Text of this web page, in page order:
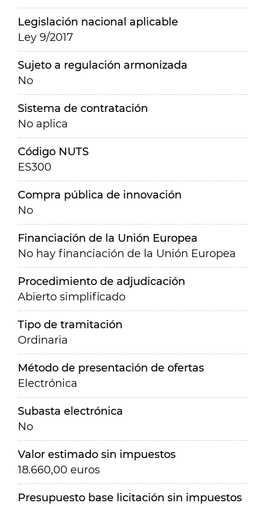
Legislación nacional aplicable
Ley 9/2017
Sujeto a regulación armonizada
No
Sistema de contratación
No aplica
Código NUTS
ES300
Compra pública de innovación
No
Financiación de la Unión Europea
No hay financiación de la Unión Europea
Procedimiento de adjudicación
Abierto simplificado
Tipo de tramitación
Ordinaria
Método de presentación de ofertas
Electrónica
Subasta electrónica
No
Valor estimado sin impuestos
18.660,00 euros
Presupuesto base licitación sin impuestos